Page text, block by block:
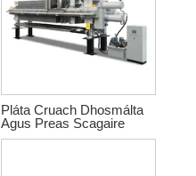
Pláta Cruach Dhosmálta
Agus Preas Scagaire
Bileog